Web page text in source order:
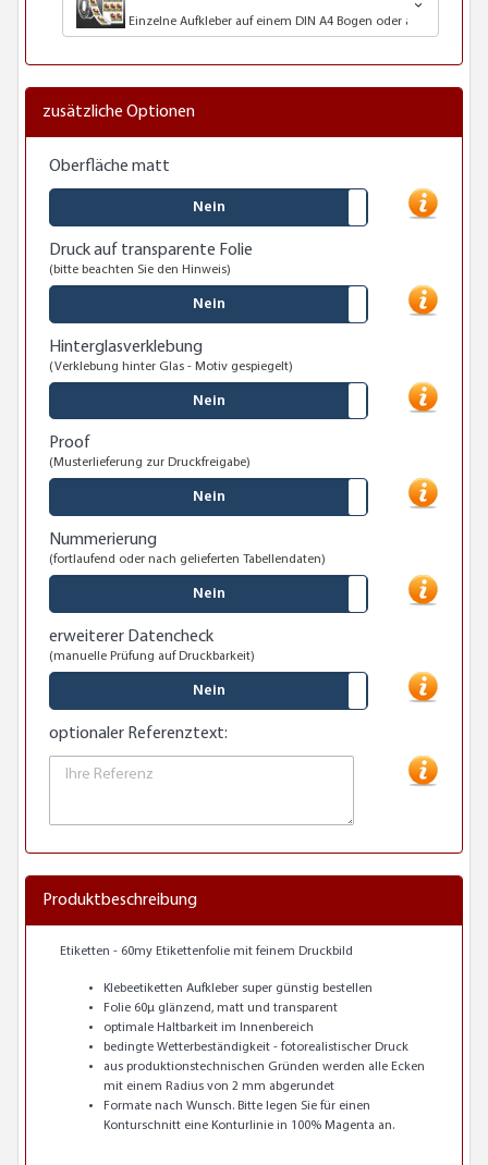
Einzelne Aufkleber auf einem DIN A4 Bogen oder als Rolle
zusätzliche Optionen
Oberfläche matt
Nein
Druck auf transparente Folie
(bitte beachten Sie den Hinweis)
Nein
Hinterglasverklebung
(Verklebung hinter Glas - Motiv gespiegelt)
Nein
Proof
(Musterlieferung zur Druckfreigabe)
Nein
Nummerierung
(fortlaufend oder nach gelieferten Tabellendaten)
Nein
erweiterer Datencheck
(manuelle Prüfung auf Druckbarkeit)
Nein
optionaler Referenztext:
Produktbeschreibung
Etiketten - 60my Etikettenfolie mit feinem Druckbild
Klebeetiketten Aufkleber super günstig bestellen
Folie 60µ glänzend, matt und transparent
optimale Haltbarkeit im Innenbereich
bedingte Wetterbeständigkeit - fotorealistischer Druck
aus produktionstechnischen Gründen werden alle Ecken
mit einem Radius von 2 mm abgerundet
Formate nach Wunsch. Bitte legen Sie für einen
Konturschnitt eine Konturlinie in 100% Magenta an.